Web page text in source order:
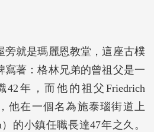
旁就是瑪麗恩教堂，這座古樸
寫著：格林兄弟的曾祖父是一
年，而他的祖父Friedrich
他在一個名為施泰瑙街道上
）的小鎮任職長達47年之久。